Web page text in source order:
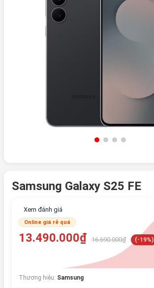
Samsung Galaxy S25 FE
Xem đánh giá
Online giá rẻ quá
13.490.000₫ 16.690.000₫ (-19%)
Thương hiệu: Samsung